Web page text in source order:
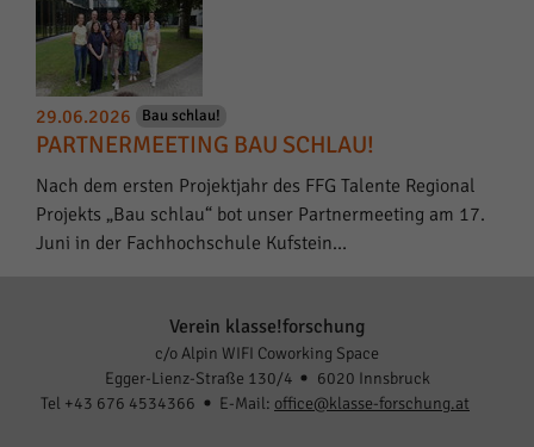
29.06.2026 Bau schlau!
PARTNERMEETING BAU SCHLAU!
Nach dem ersten Projektjahr des FFG Talente Regional
Projekts „Bau schlau“ bot unser Partnermeeting am 17.
Juni in der Fachhochschule Kufstein…
Verein klasse!forschung
c/o Alpin WIFI Coworking Space
Egger-Lienz-Straße 130/4
6020 Innsbruck
Tel +43 676 4534366
E-Mail: office@klasse-forschung.at